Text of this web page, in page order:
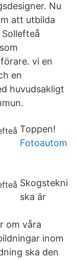
Nu
att utbilda
vi en
en
huvudsakligt
Toppen!
Fotoautom
Skogstekni
ska är
om våra
inom
ska den